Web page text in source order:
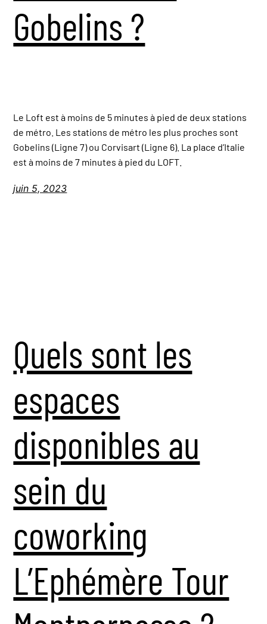
Gobelins ?
Le Loft est à moins de 5 minutes à pied de deux stations
de métro. Les stations de métro les plus proches sont
Gobelins (Ligne 7) ou Corvisart (Ligne 6). La place d’Italie
est à moins de 7 minutes à pied du LOFT.
juin 5, 2023
Quels sont les
espaces
disponibles au
sein du
coworking
L’Ephémère Tour